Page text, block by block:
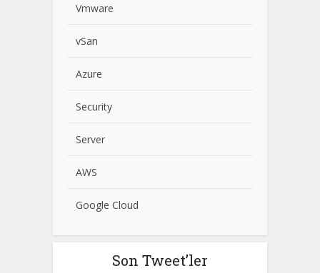
Vmware
vSan
Azure
Security
Server
AWS
Google Cloud
Son Tweet’ler